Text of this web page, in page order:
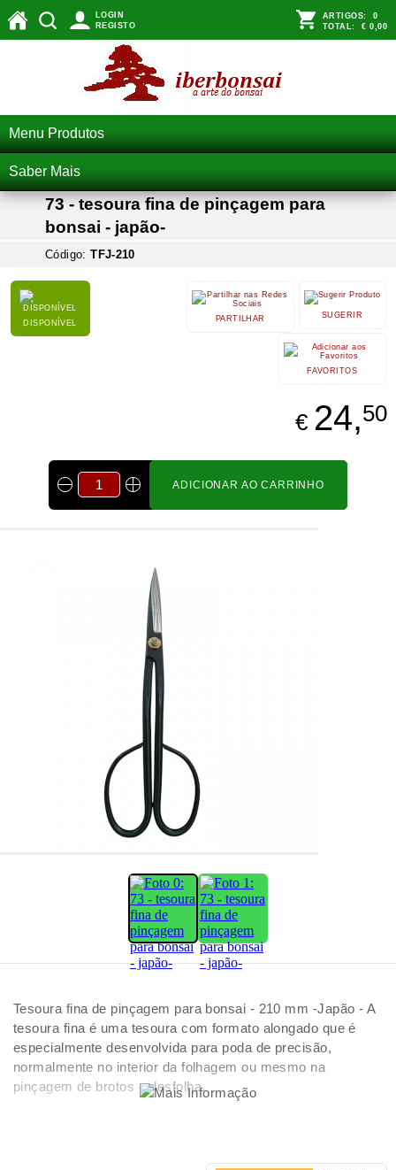
LOGIN
REGISTO
ARTIGOS: 0
TOTAL: € 0,00
Menu Produtos
Saber Mais
73 - tesoura fina de pinçagem para
bonsai - japão-
Código:TFJ-210
DISPONÍVEL
SUGERIR
PARTILHAR
FAVORITOS
€ 24,50
ADICIONAR AO CARRINHO
Tesoura fina de pinçagem para bonsai - 210 mm -Japão - A
tesoura fina é uma tesoura com formato alongado que é
especialmente desenvolvida para poda de precisão,
normalmente no interior da folhagem ou mesmo na
pinçagem de brotos e desfolha.